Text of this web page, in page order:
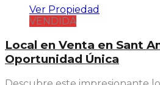
Ver Propiedad
VENDIDA
Local en Venta en Sant
Oportunidad Única